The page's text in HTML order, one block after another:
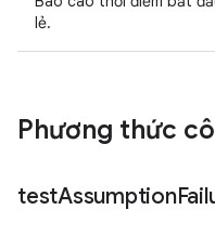
lẻ.
Phương thức
testAssumption